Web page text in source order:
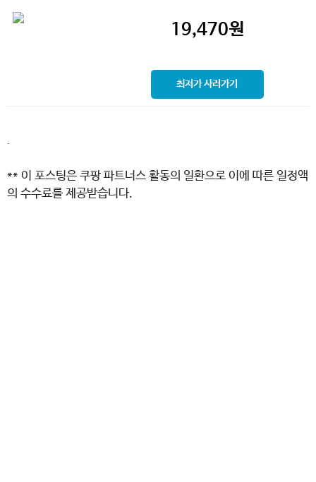
19,470원
최저가 사러가기
.
** 이 포스팅은 쿠팡 파트너스 활동의 일환으로 이에 따른 일정액
의 수수료를 제공받습니다.